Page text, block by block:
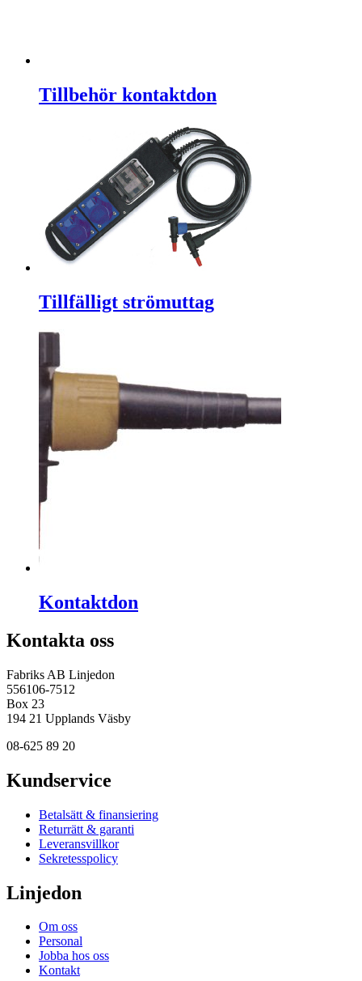
Tillbehör kontaktdon
Tillfälligt strömuttag
Kontaktdon
Kontakta oss
Fabriks AB Linjedon
556106-7512
Box 23
194 21 Upplands Väsby
08-625 89 20
Kundservice
Betalsätt & finansiering
Returrätt & garanti
Leveransvillkor
Sekretesspolicy
Linjedon
Om oss
Personal
Jobba hos oss
Kontakt